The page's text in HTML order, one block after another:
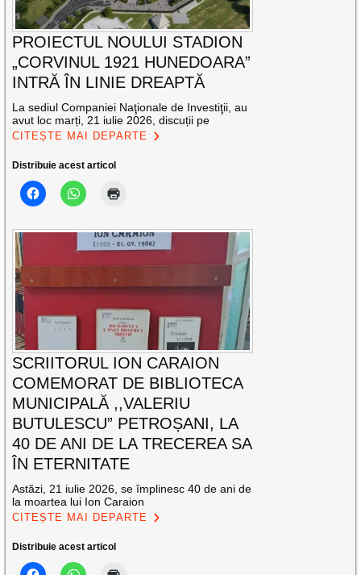
PROIECTUL NOULUI STADION
„CORVINUL 1921 HUNEDOARA”
INTRĂ ÎN LINIE DREAPTĂ
La sediul Companiei Naţionale de Investiţii, au
avut loc marți, 21 iulie 2026, discuții pe
CITEȘTE MAI DEPARTE
Distribuie acest articol
SCRIITORUL ION CARAION
COMEMORAT DE BIBLIOTECA
MUNICIPALĂ ,,VALERIU
BUTULESCU” PETROȘANI, LA
40 DE ANI DE LA TRECEREA SA
ÎN ETERNITATE
Astăzi, 21 iulie 2026, se împlinesc 40 de ani de
la moartea lui Ion Caraion
CITEȘTE MAI DEPARTE
Distribuie acest articol